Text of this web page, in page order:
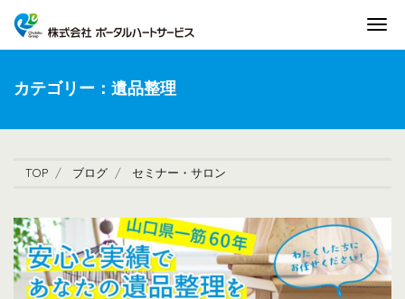
カテゴリー：遺品整理
TOP ブログ セミナー・サロン